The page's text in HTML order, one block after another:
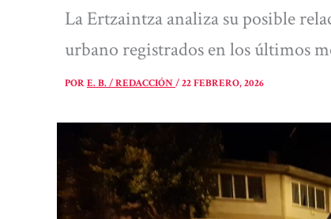
La Ertzaintza analiza su posible
urbano registrados en los últimos
PORE. B. / REDACCIÓN/22 FEBRERO, 2026